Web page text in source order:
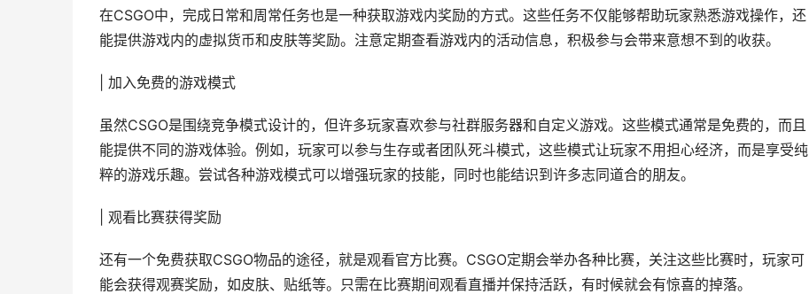
在CSGO中，完成日常和周常任务也是一种获取游戏内奖励的方式。这些任务不仅能够帮助玩家熟悉游戏操作，还
能提供游戏内的虚拟货币和皮肤等奖励。注意定期查看游戏内的活动信息，积极参与会带来意想不到的收获。
| 加入免费的游戏模式
虽然CSGO是围绕竞争模式设计的，但许多玩家喜欢参与社群服务器和自定义游戏。这些模式通常是免费的，而且
能提供不同的游戏体验。例如，玩家可以参与生存或者团队死斗模式，这些模式让玩家不用担心经济，而是享受纯
粹的游戏乐趣。尝试各种游戏模式可以增强玩家的技能，同时也能结识到许多志同道合的朋友。
| 观看比赛获得奖励
还有一个免费获取CSGO物品的途径，就是观看官方比赛。CSGO定期会举办各种比赛，关注这些比赛时，玩家可
能会获得观赛奖励，如皮肤、贴纸等。只需在比赛期间观看直播并保持活跃，有时候就会有惊喜的掉落。